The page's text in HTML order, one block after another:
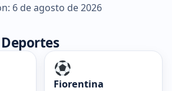
6 de agosto de 2026
Fiorentina